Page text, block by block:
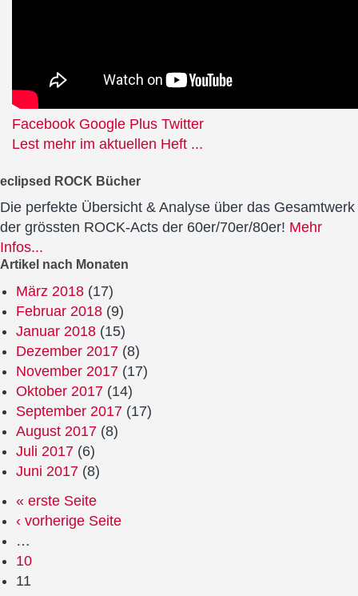
Facebook Google Plus Twitter
Lest mehr im aktuellen Heft ...
eclipsed ROCK Bücher
Die perfekte Übersicht & Analyse über das Gesamtwerk
der grössten ROCK-Acts der 60er/70er/80er! Mehr
Infos...
Artikel nach Monaten
März 2018 (17)
Februar 2018 (9)
Januar 2018 (15)
Dezember 2017 (8)
November 2017 (17)
Oktober 2017 (14)
September 2017 (17)
August 2017 (8)
Juli 2017 (6)
Juni 2017 (8)
« erste Seite
‹ vorherige Seite
…
10
11